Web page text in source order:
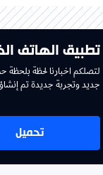
تطبيق الهاتف
لتصلكم اخبارنا لحظة بلحظة
جديد وتجربة جديدة تم
تحميل